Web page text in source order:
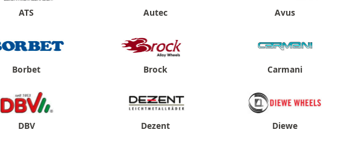
ATS Autec Avus
Borbet Brock Carmani
DBV Dezent Diewe